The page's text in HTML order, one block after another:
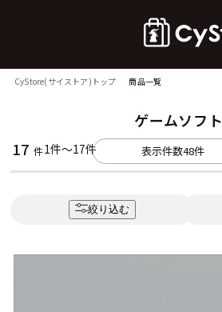
CyStore(サイストア)トップ 商品一覧
ゲームソフト
17 件1件～17件 表示件数48件
絞り込む